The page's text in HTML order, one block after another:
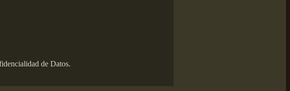
de Datos.